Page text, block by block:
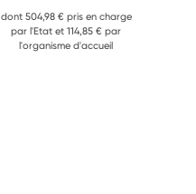
dont 504,98 € pris en charge
par l'Etat et 114,85 € par
l'organisme d'accueil